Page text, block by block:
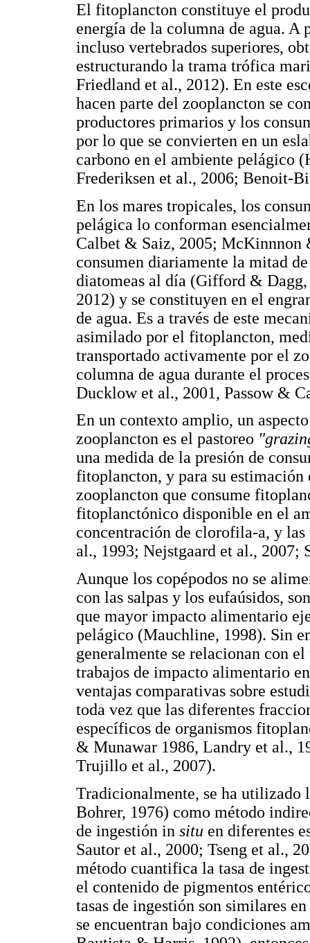
El fitoplancton constituye el
energía de la columna de agua. A
incluso vertebrados superiores,
estructurando la trama trófica
Friedland et al., 2012). En este
hacen parte del zooplancton se
productores primarios y los
por lo que se convierten en un
carbono en el ambiente pelágico
Frederiksen et al., 2006; Benoit-
En los mares tropicales, los
pelágica lo conforman
Calbet & Saiz, 2005; McKinnnon
consumen diariamente la mitad
diatomeas al día (Gifford &
2012) y se constituyen en el
de agua. Es a través de este
asimilado por el fitoplancton,
transportado activamente por el
columna de agua durante el
Ducklow et al., 2001, Passow &
En un contexto amplio, un
zooplancton es el pastoreo
una medida de la presión de
fitoplancton, y para su estimación
zooplancton que consume
fitoplanctónico disponible en el
concentración de clorofila-a, y las
al., 1993; Nejstgaard et al., 2007;
Aunque los copépodos no se
con las salpas y los eufaúsidos,
que mayor impacto alimentario
pelágico (Mauchline, 1998). Sin
generalmente se relacionan con
trabajos de impacto alimentario
ventajas comparativas sobre
toda vez que las diferentes
específicos de organismos
& Munawar 1986, Landry et al.,
Trujillo et al., 2007).
Tradicionalmente, se ha
Bohrer, 1976) como método
de ingestión in situ en diferentes
Sautor et al., 2000; Tseng et al.,
método cuantifica la tasa de
el contenido de pigmentos
tasas de ingestión son similares
se encuentran bajo condiciones